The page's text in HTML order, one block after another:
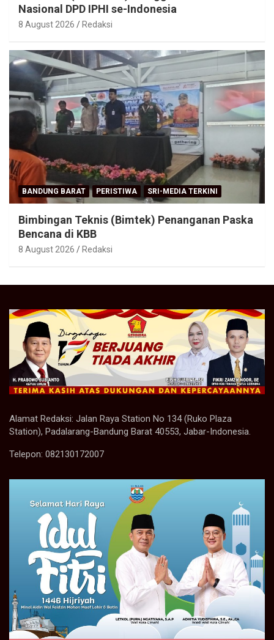
Nasional DPD IPHI se-Indonesia
8 August 2026 Redaksi
BANDUNG BARAT PERISTIWA SRI-MEDIA TERKINI
Bimbingan Teknis (Bimtek) Penanganan Paska
Bencana di KBB
8 August 2026 Redaksi
Alamat Redaksi: Jalan Raya Station No 134 (Ruko Plaza
Station), Padalarang-Bandung Barat 40553, Jabar-Indonesia.
Telepon: 082130172007